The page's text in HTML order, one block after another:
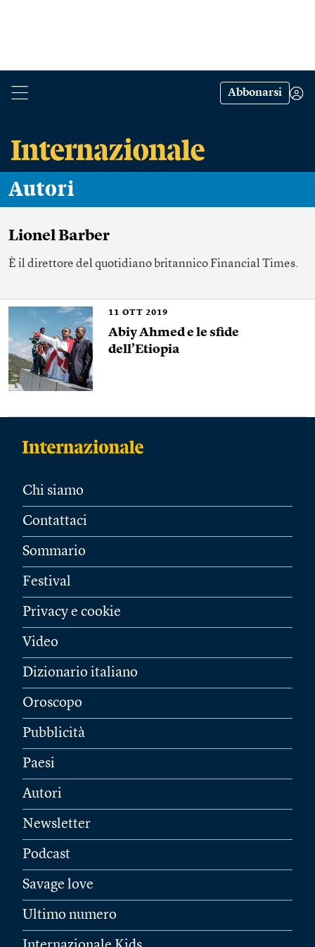
Abbonarsi
Autori
Lionel Barber
È il direttore del quotidiano britannico Financial Times.
11 OTT 2019
Abiy Ahmed e le sfide
dell’Etiopia
Chi siamo
Contattaci
Sommario
Festival
Privacy e cookie
Video
Dizionario italiano
Oroscopo
Pubblicità
Paesi
Autori
Newsletter
Podcast
Savage love
Ultimo numero